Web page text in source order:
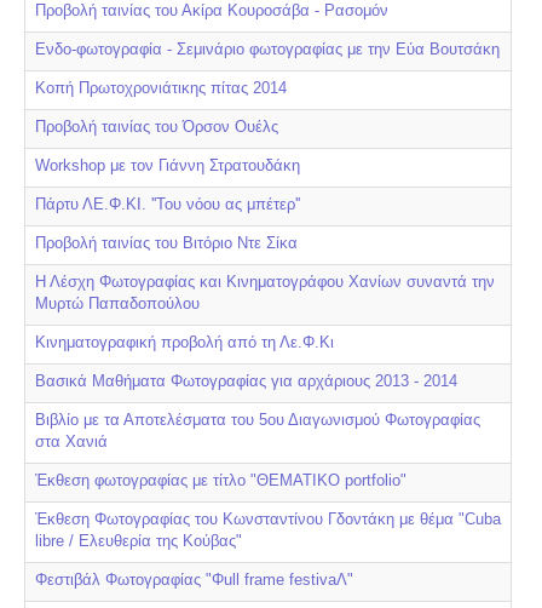
Προβολή ταινίας του Ακίρα Κουροσάβα - Ρασομόν
Eνδο-φωτογραφία - Σεμινάριο φωτογραφίας με την Εύα Βουτσάκη
Κοπή Πρωτοχρονιάτικης πίτας 2014
Προβολή ταινίας του Όρσον Ουέλς
Workshop με τον Γιάννη Στρατουδάκη
Πάρτυ ΛΕ.Φ.ΚΙ. ''Του νόου ας μπέτερ''
Προβολή ταινίας του Βιτόριο Ντε Σίκα
Η Λέσχη Φωτογραφίας και Κινηματογράφου Χανίων συναντά την
Μυρτώ Παπαδοπούλου
Kινηματογραφική προβολή από τη Λε.Φ.Κι
Βασικά Μαθήματα Φωτογραφίας για αρχάριους 2013 - 2014
Βιβλίο με τα Αποτελέσματα του 5ου Διαγωνισμού Φωτογραφίας
στα Χανιά
Έκθεση φωτογραφίας με τίτλο "ΘΕΜΑΤΙΚΟ portfolio"
Έκθεση Φωτογραφίας του Κωνσταντίνου Γδοντάκη με θέμα "Cuba
libre / Ελευθερία της Κούβας"
Φεστιβάλ Φωτογραφίας "Φull frame festivaΛ"